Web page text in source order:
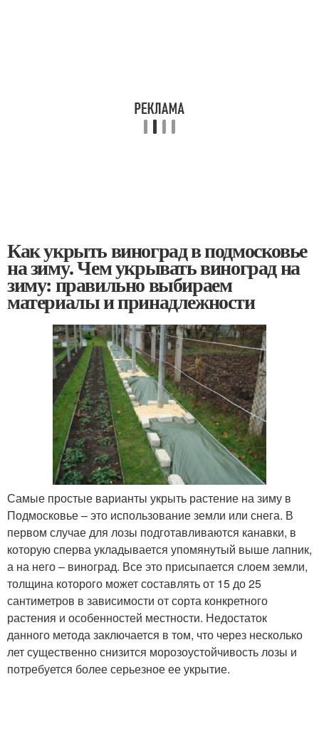
Как укрыть виноград в подмосковье
на зиму. Чем укрывать виноград на
зиму: правильно выбираем
материалы и принадлежности
Самые простые варианты укрыть растение на зиму в
Подмосковье – это использование земли или снега. В
первом случае для лозы подготавливаются канавки, в
которую сперва укладывается упомянутый выше лапник,
а на него – виноград. Все это присыпается слоем земли,
толщина которого может составлять от 15 до 25
сантиметров в зависимости от сорта конкретного
растения и особенностей местности. Недостаток
данного метода заключается в том, что через несколько
лет существенно снизится морозоустойчивость лозы и
потребуется более серьезное ее укрытие.